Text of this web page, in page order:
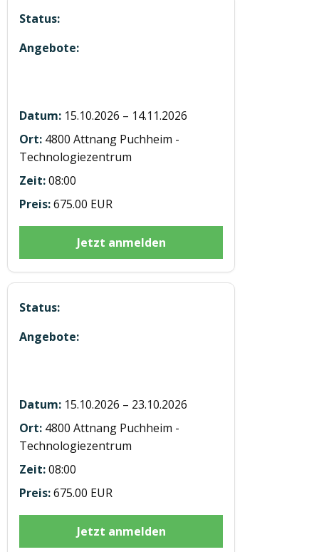
15.10.2026 – 14.11.2026
4800 Attnang Puchheim -
Technologiezentrum
08:00
675.00 EUR
Jetzt anmelden
15.10.2026 – 23.10.2026
4800 Attnang Puchheim -
Technologiezentrum
08:00
675.00 EUR
Jetzt anmelden